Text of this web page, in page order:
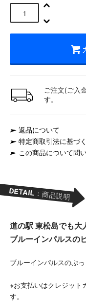
ご注文(ご入
す。
返品について
特定商取引法に基づ
この商品について問
DETAIL：商品説明
道の駅 東松島でも大
ブルーインパルスの
ブルーインパルスのぷ
※お支払いはクレジット
す。